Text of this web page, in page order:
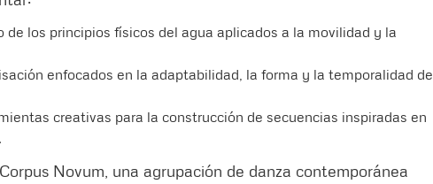
de los principios físicos del agua aplicados a la movilidad y la
enfocados en la adaptabilidad, la forma y la temporalidad de
creativas para la construcción de secuencias inspiradas en
Novum, una agrupación de danza contemporánea